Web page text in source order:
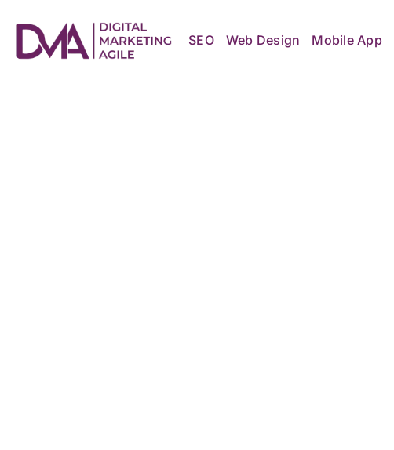
content
SEO Web Design Mobile App